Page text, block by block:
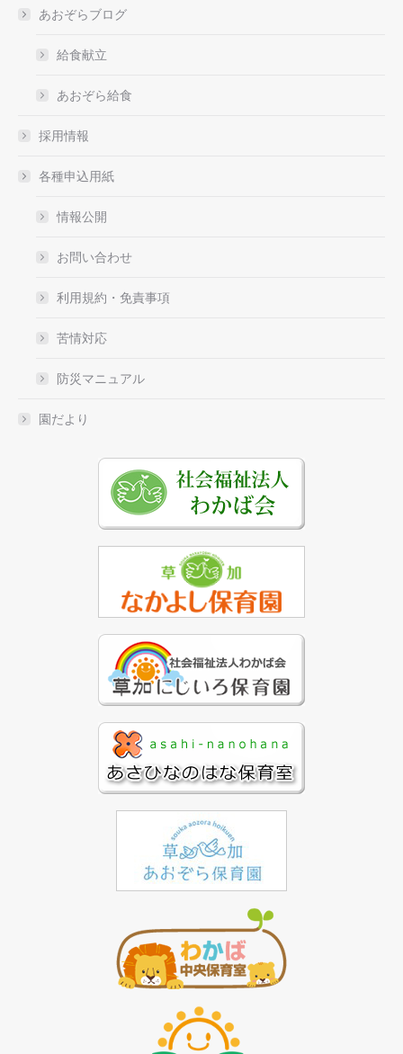
あおぞらブログ
給食献立
あおぞら給食
採用情報
各種申込用紙
情報公開
お問い合わせ
利用規約・免責事項
苦情対応
防災マニュアル
園だより